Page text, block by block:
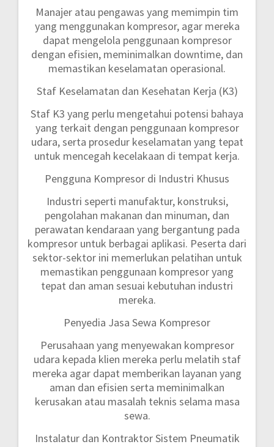
Manajer atau pengawas yang memimpin tim
yang menggunakan kompresor, agar mereka
dapat mengelola penggunaan kompresor
dengan efisien, meminimalkan downtime, dan
memastikan keselamatan operasional.
Staf Keselamatan dan Kesehatan Kerja (K3)
Staf K3 yang perlu mengetahui potensi bahaya
yang terkait dengan penggunaan kompresor
udara, serta prosedur keselamatan yang tepat
untuk mencegah kecelakaan di tempat kerja.
Pengguna Kompresor di Industri Khusus
Industri seperti manufaktur, konstruksi,
pengolahan makanan dan minuman, dan
perawatan kendaraan yang bergantung pada
kompresor untuk berbagai aplikasi. Peserta dari
sektor-sektor ini memerlukan pelatihan untuk
memastikan penggunaan kompresor yang
tepat dan aman sesuai kebutuhan industri
mereka.
Penyedia Jasa Sewa Kompresor
Perusahaan yang menyewakan kompresor
udara kepada klien mereka perlu melatih staf
mereka agar dapat memberikan layanan yang
aman dan efisien serta meminimalkan
kerusakan atau masalah teknis selama masa
sewa.
Instalatur dan Kontraktor Sistem Pneumatik